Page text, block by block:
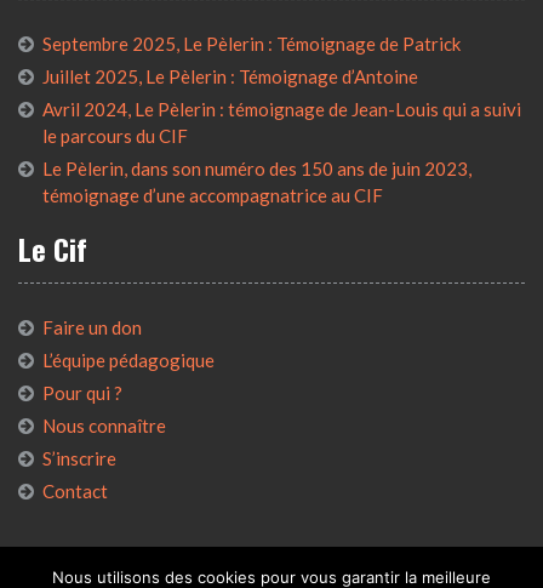
Septembre 2025, Le Pèlerin : Témoignage de Patrick
Juillet 2025, Le Pèlerin : Témoignage d’Antoine
Avril 2024, Le Pèlerin : témoignage de Jean-Louis qui a suivi
le parcours du CIF
Le Pèlerin, dans son numéro des 150 ans de juin 2023,
témoignage d’une accompagnatrice au CIF
Le Cif
Faire un don
L’équipe pédagogique
Pour qui ?
Nous connaître
S’inscrire
Contact
Nous utilisons des cookies pour vous garantir la meilleure